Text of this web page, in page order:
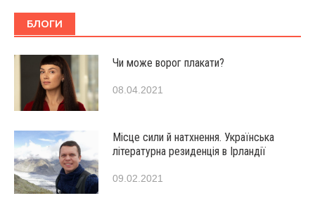
БЛОГИ
Чи може ворог плакати?
08.04.2021
Місце сили й натхнення. Українська
літературна резиденція в Ірландії
09.02.2021